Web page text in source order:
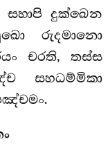
දුක්ඛෙන
රුදමානො
චරති, තස්ස
සහධම්මිකා